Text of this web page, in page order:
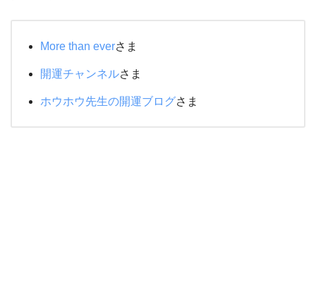
More than everさま
開運チャンネルさま
ホウホウ先生の開運ブログさま